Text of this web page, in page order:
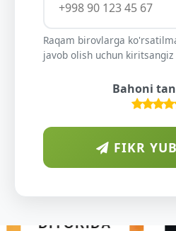
Raqam birovlarga
javob olish uchun kiritsangiz
Bahoni
FIKR